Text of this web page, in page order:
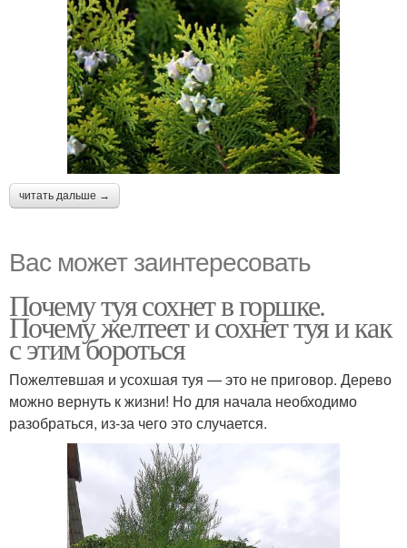
читать дальше →
Вас может заинтересовать
Почему туя сохнет в горшке.
Почему желтеет и сохнет туя и как
с этим бороться
Пожелтевшая и усохшая туя — это не приговор. Дерево
можно вернуть к жизни! Но для начала необходимо
разобраться, из-за чего это случается.